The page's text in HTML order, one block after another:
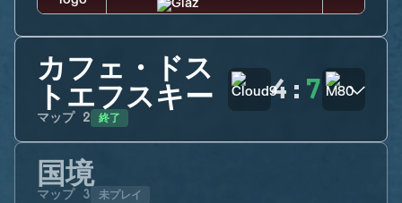
カフェ・ドス
トエフスキー
マップ 2 終了
4 : 7
国境
マップ 3 未プレイ